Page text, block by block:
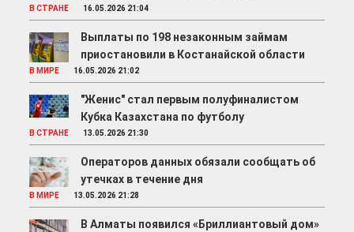
В СТРАНЕ 16.05.2026 21:04
Выплаты по 198 незаконным займам
приостановили в Костанайской области
В МИРЕ 16.05.2026 21:02
"Женис" стал первым полуфиналистом
Кубка Казахстана по футболу
В СТРАНЕ 13.05.2026 21:30
Операторов данных обязали сообщать об
утечках в течение дня
В МИРЕ 13.05.2026 21:28
В Алматы появился «Бриллиантовый дом»